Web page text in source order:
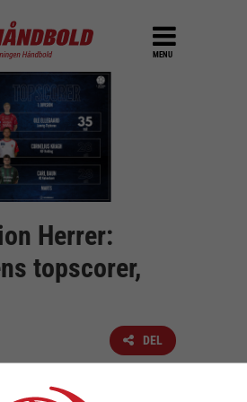
MENU
Herrer:
topscorer,
DEL
er gået på sommerferie –